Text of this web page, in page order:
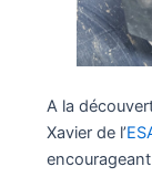
A la
Xavier de l’